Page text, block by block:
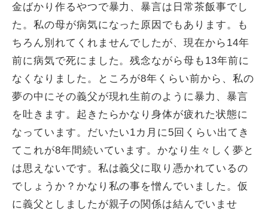
金ばかり作るやつで暴力、暴言は日常茶飯事でし
た。私の母が病気になった原因でもあります。も
ちろん別れてくれませんでしたが、現在から14年
前に病気で死にました。残念ながら母も13年前に
なくなりました。ところが8年くらい前から、私の
夢の中にその義父が現れ生前のように暴力、暴言
を吐きます。起きたらかなり身体が疲れた状態に
なっています。だいたい1カ月に5回くらい出てき
てこれが8年間続いています。かなり生々しく夢と
は思えないです。私は義父に取り憑かれているの
でしょうか？かなり私の事を憎んでいました。仮
に義父としましたが親子の関係は結んでいませ